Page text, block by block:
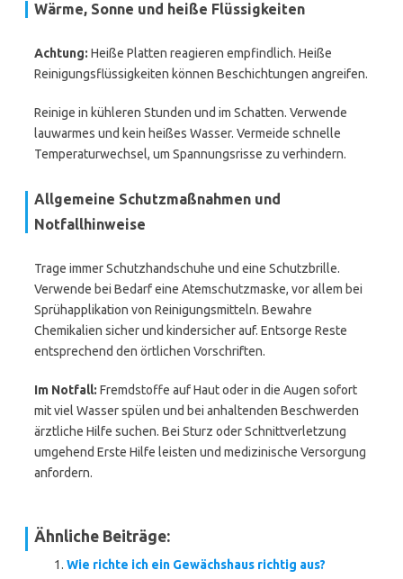
Wärme, Sonne und heiße Flüssigkeiten
Achtung: Heiße Platten reagieren empfindlich. Heiße
Reinigungsflüssigkeiten können Beschichtungen angreifen.
Reinige in kühleren Stunden und im Schatten. Verwende
lauwarmes und kein heißes Wasser. Vermeide schnelle
Temperaturwechsel, um Spannungsrisse zu verhindern.
Allgemeine Schutzmaßnahmen und
Notfallhinweise
Trage immer Schutzhandschuhe und eine Schutzbrille.
Verwende bei Bedarf eine Atemschutzmaske, vor allem bei
Sprühapplikation von Reinigungsmitteln. Bewahre
Chemikalien sicher und kindersicher auf. Entsorge Reste
entsprechend den örtlichen Vorschriften.
Im Notfall: Fremdstoffe auf Haut oder in die Augen sofort
mit viel Wasser spülen und bei anhaltenden Beschwerden
ärztliche Hilfe suchen. Bei Sturz oder Schnittverletzung
umgehend Erste Hilfe leisten und medizinische Versorgung
anfordern.
Ähnliche Beiträge:
Wie richte ich ein Gewächshaus richtig aus?